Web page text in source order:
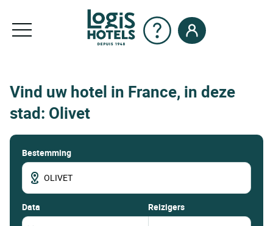
Vind uw hotel in France, in deze
stad: Olivet
Bestemming
data Reizigers